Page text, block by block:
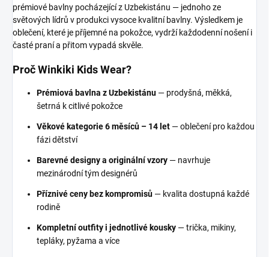
prémiové bavlny pocházející z Uzbekistánu — jednoho ze
světových lídrů v produkci vysoce kvalitní bavlny. Výsledkem je
oblečení, které je příjemné na pokožce, vydrží každodenní nošení i
časté praní a přitom vypadá skvěle.
Proč Winkiki Kids Wear?
Prémiová bavlna z Uzbekistánu — prodyšná, měkká,
šetrná k citlivé pokožce
Věkové kategorie 6 měsíců – 14 let — oblečení pro každou
fázi dětství
Barevné designy a originální vzory — navrhuje
mezinárodní tým designérů
Příznivé ceny bez kompromisů — kvalita dostupná každé
rodině
Kompletní outfity i jednotlivé kousky — trička, mikiny,
tepláky, pyžama a více